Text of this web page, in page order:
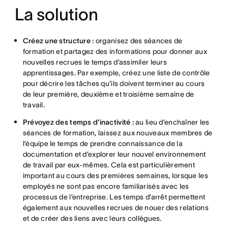
La solution
Créez une structure : organisez des séances de
formation et partagez des informations pour donner aux
nouvelles recrues le temps d’assimiler leurs
apprentissages. Par exemple, créez une liste de contrôle
pour décrire les tâches qu’ils doivent terminer au cours
de leur première, deuxième et troisième semaine de
travail.
Prévoyez des temps d’inactivité :au lieu d’enchaîner les
séances de formation, laissez aux nouveaux membres de
l’équipe le temps de prendre connaissance de la
documentation et d’explorer leur nouvel environnement
de travail par eux-mêmes. Cela est particulièrement
important au cours des premières semaines, lorsque les
employés ne sont pas encore familiarisés avec les
processus de l’entreprise. Les temps d’arrêt permettent
également aux nouvelles recrues de nouer des relations
et de créer des liens avec leurs collègues.